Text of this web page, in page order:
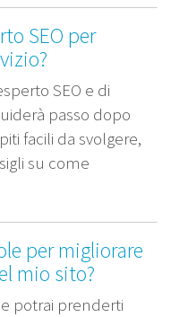
SEO per
SEO e di
passo dopo
facili da svolgere,
su come
per migliorare
mio sito?
potrai prenderti